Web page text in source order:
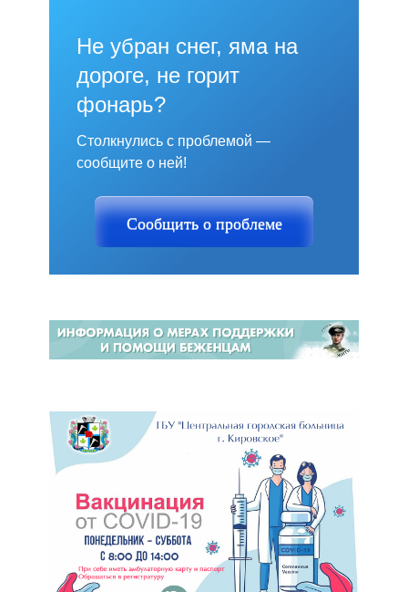
Не убран снег, яма на
дороге, не горит
фонарь?
Столкнулись с проблемой —
сообщите о ней!
Сообщить о проблеме